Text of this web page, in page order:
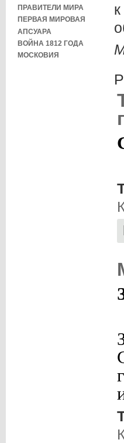
ПРАВИТЕЛИ МИРА
ПЕРВАЯ МИРОВАЯ
АПСУАРА
ВОЙНА 1812 ГОДА
МОСКОВИЯ